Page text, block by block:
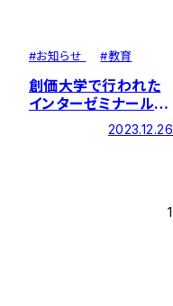
#お知らせ #教育
創価大学で行われた
インターゼミナール大
会に増井ゼミが出場し
2023.12.26
1